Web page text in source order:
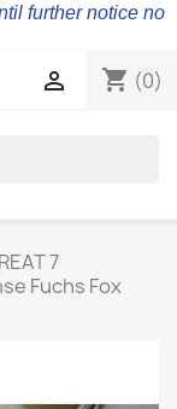
further notice no
shopping_cart (0)

7
Fuchs Fox